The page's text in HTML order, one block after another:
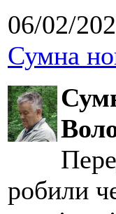
06/02/
Сумна
робили